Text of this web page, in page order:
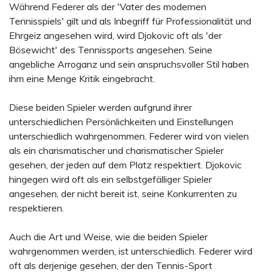
Während Federer als der 'Vater des modernen
Tennisspiels' gilt und als Inbegriff für Professionalität und
Ehrgeiz angesehen wird, wird Djokovic oft als 'der
Bösewicht' des Tennissports angesehen. Seine
angebliche Arroganz und sein anspruchsvoller Stil haben
ihm eine Menge Kritik eingebracht.
Diese beiden Spieler werden aufgrund ihrer
unterschiedlichen Persönlichkeiten und Einstellungen
unterschiedlich wahrgenommen. Federer wird von vielen
als ein charismatischer und charismatischer Spieler
gesehen, der jeden auf dem Platz respektiert. Djokovic
hingegen wird oft als ein selbstgefälliger Spieler
angesehen, der nicht bereit ist, seine Konkurrenten zu
respektieren.
Auch die Art und Weise, wie die beiden Spieler
wahrgenommen werden, ist unterschiedlich. Federer wird
oft als derjenige gesehen, der den Tennis-Sport